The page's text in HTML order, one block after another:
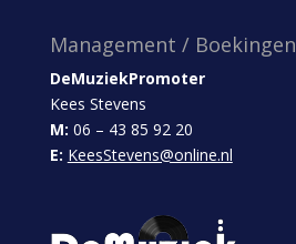
Management / Boekingen
DeMuziekPromoter
Kees Stevens
M: 06 – 43 85 92 20
E: KeesStevens@online.nl